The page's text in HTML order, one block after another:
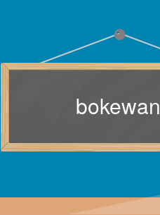
bokewan